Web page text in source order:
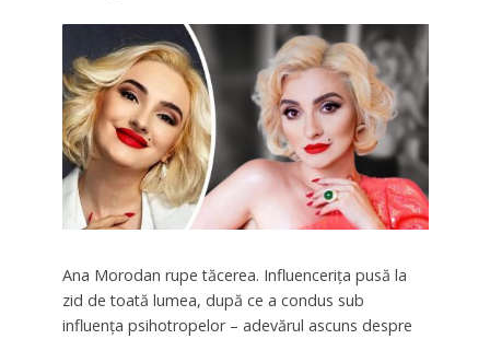
Ana Morodan rupe tăcerea. Influencerița pusă la
zid de toată lumea, după ce a condus sub
influența psihotropelor – adevărul ascuns despre